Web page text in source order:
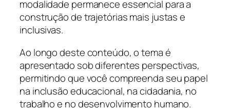
modalidade permanece essencial para a
construção de trajetórias mais justas e
inclusivas.
Ao longo deste conteúdo, o tema é
apresentado sob diferentes perspectivas,
permitindo que você compreenda seu papel
na inclusão educacional, na cidadania, no
trabalho e no desenvolvimento humano.